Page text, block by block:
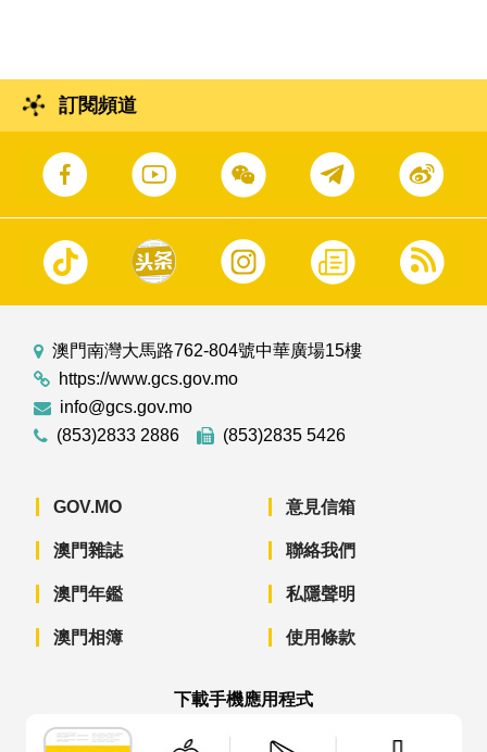
訂閱頻道
澳門南灣大馬路762-804號中華廣場15樓
https://www.gcs.gov.mo
info@gcs.gov.mo
(853)2833 2886
(853)2835 5426
GOV.MO
澳門雜誌
澳門年鑑
澳門相簿
意見信箱
聯絡我們
私隱聲明
使用條款
下載手機應用程式